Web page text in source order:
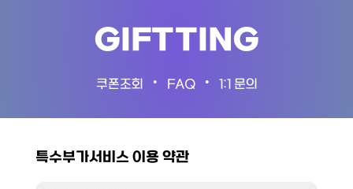
GIFTTING
쿠폰조회 • FAQ • 1:1 문의
특수부가서비스 이용 약관